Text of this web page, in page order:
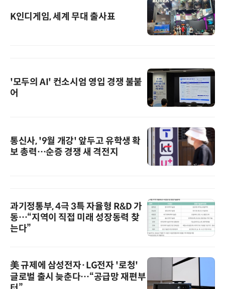
K인디게임, 세계 무대 출사표
'모두의 AI' 컨소시엄 영입 경쟁 불붙
어
통신사, '9월 개강' 앞두고 유학생 확
보 총력…순증 경쟁 새 격전지
과기정통부, 4극 3특 자율형 R&D 가
동…“지역이 직접 미래 성장동력 찾
는다”
美 규제에 삼성전자·LG전자 '로청'
글로벌 출시 늦춘다…“공급망 재편부